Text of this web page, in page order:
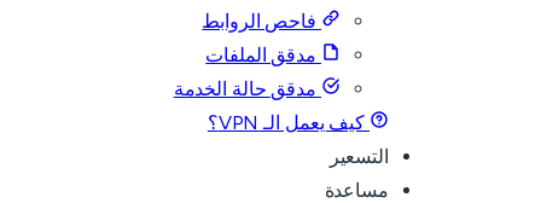
فاحص الروابط
مدقق الملفات
مدقق حالة الخدمة
كيف يعمل الـ VPN؟
التسعير
مساعدة